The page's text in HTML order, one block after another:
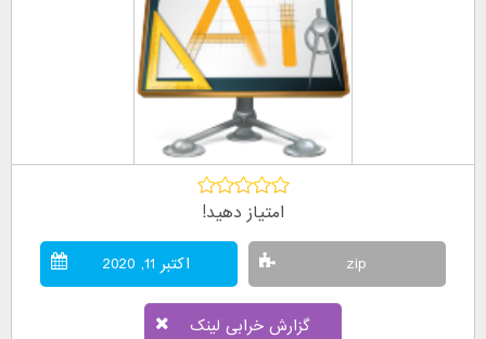
امتیاز دهید!
zip اکتبر 11, 2020
گزارش خرابی لینک